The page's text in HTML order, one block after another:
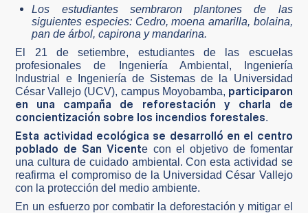
Los estudiantes sembraron plantones de las
siguientes especies: Cedro, moena amarilla, bolaina,
pan de árbol, capirona y mandarina.
El 21 de setiembre, estudiantes de las escuelas
profesionales de Ingeniería Ambiental, Ingeniería
Industrial e Ingeniería de Sistemas de la Universidad
César Vallejo (UCV), campus Moyobamba, participaron
en una campaña de reforestación y charla de
concientización sobre los incendios forestales.
Esta actividad ecológica se desarrolló en el centro
poblado de San Vicente con el objetivo de fomentar
una cultura de cuidado ambiental. Con esta actividad se
reafirma el compromiso de la Universidad César Vallejo
con la protección del medio ambiente.
En un esfuerzo por combatir la deforestación y mitigar el